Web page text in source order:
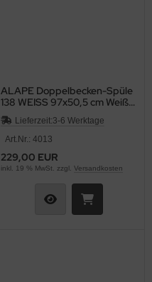
ALAPE Doppelbecken-Spüle
138 WEISS 97x50,5 cm Weiß
Stahl emailliert Doppelbecken
Küchenspüle Einbauspüle
Lieferzeit:3-6 Werktage
Art.Nr.: 4013
229,00 EUR
inkl. 19 % MwSt. zzgl. Versandkosten